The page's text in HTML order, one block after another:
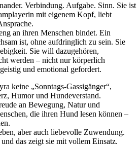
Verbindung. Aufgabe. Sinn. Sie ist
mit eigenem Kopf, liebt
an ihren Menschen bindet. Ein
ist, ohne aufdringlich zu sein. Sie
Sie will dazugehören,
werden – nicht nur körperlich
und emotional gefordert.
keine „Sonntags-Gassigänger“,
Humor und Hundeverstand.
an Bewegung, Natur und
die ihren Hund lesen können –
aber auch liebevolle Zuwendung.
das zeigt sie mit vollem Einsatz.